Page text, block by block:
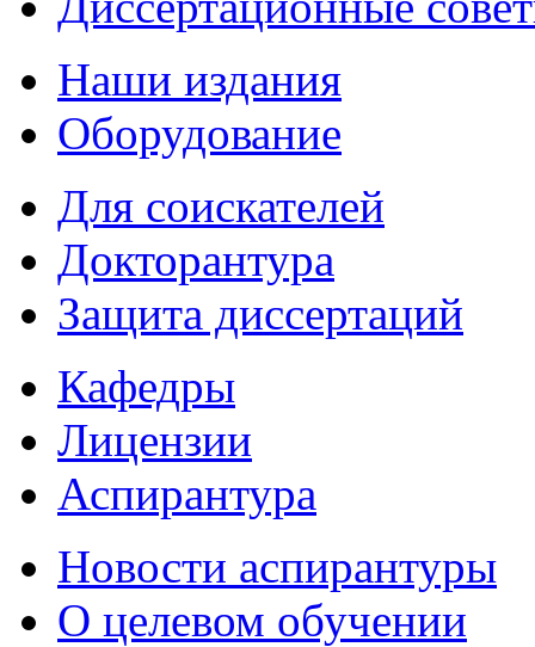
Наши издания
Оборудование
Для соискателей
Докторантура
Защита диссертаций
Кафедры
Лицензии
Аспирантура
Новости аспирантуры
О целевом обучении